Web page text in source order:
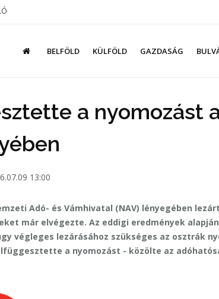
BELFÖLD KÜLFÖLD GAZDASÁG
a nyomozást
13:00
Adó- és Vámhivatal (NAV) lényegében
már elvégezte. Az eddigi eredmények
végleges lezárásához szükséges az osztrák
a nyomozást - közölte az